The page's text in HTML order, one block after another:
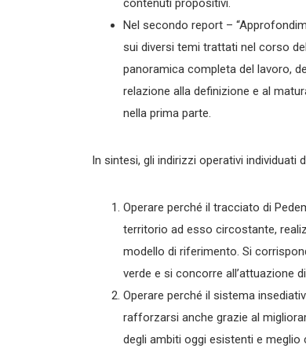
contenuti propositivi.
Nel secondo report –
sui diversi temi trattati nel corso
panoramica completa del lavoro,
relazione alla definizione e al
nella prima parte.
In sintesi, gli indirizzi operativi individuati
Operare perché il tracciato di
territorio ad esso circostante,
modello di riferimento. Si
verde e si concorre all’attuazione
Operare perché il sistema
rafforzarsi anche grazie al
degli ambiti oggi esistenti e